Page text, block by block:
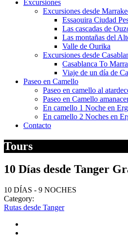
Excursiones
Excursiones desde
Essaouira Ciudad
Las cascadas de
Las montañas del
Valle de Ourika
Excursiones desde
Casablanca To
Viaje de un día de
Paseo en Camello
Paseo en camello al
Paseo en Camello
En camello 1 Noche en
En camello 2 Noches en
Contacto
Tours
10 Días desde Tanger
10 DÍAS - 9 NOCHES
Category:
Rutas desde Tanger